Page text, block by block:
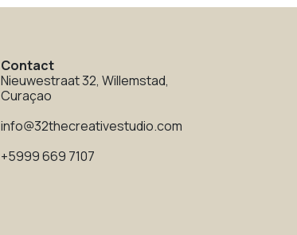
Contact
Nieuwestraat 32, Willemstad,
Curaçao
info@32thecreativestudio.com
+5999 669 7107